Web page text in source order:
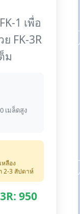
1 เพื่อ
FK-3R
ม
เมล็ดสูง
ลือง
2-3 สัปดาห์
950